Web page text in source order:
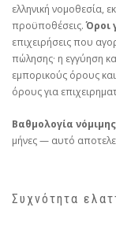
ελληνική νομοθεσία,
προϋποθέσεις.Όροι
επιχειρήσεις που
πώλησης· η εγγύηση
εμπορικούς όρους
όρους για
Βαθμολογία
μήνες — αυτό
Συχνότητα